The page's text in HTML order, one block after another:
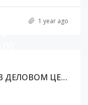
1 year ago
РОСКОШНЫЕ РЕЗИДЕНЦИИ В ДЕЛОВОМ ЦЕНТРЕ СТАМБУЛА В РАЙОНЕ ШИШЛИ